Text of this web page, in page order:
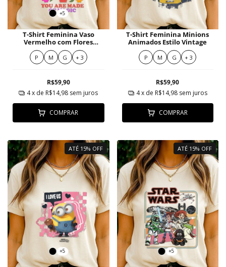
+5
T-Shirt Feminina Vaso
Vermelho com Flores
Vibrantes e Frase Positiva
P M G + 3
R$59,90
4x de R$14,98 sem juros
COMPRAR
T-Shirt Feminina Minions
Animados Estilo Vintage
P M G + 3
R$59,90
4x de R$14,98 sem juros
COMPRAR
ATÉ 15% OFF
+5
ATÉ 15% OFF
+5